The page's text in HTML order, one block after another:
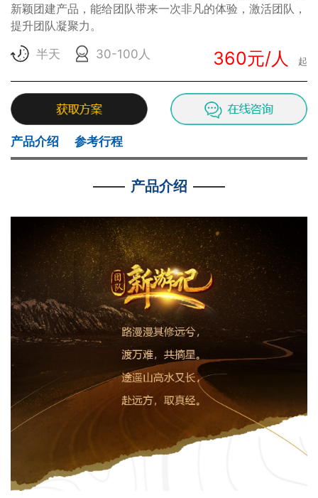
新颖团建产品，能给团队带来一次非凡的体验，激活团队，
提升团队凝聚力。
半天
30-100人 360元/人 起
产品介绍 参考行程
产品介绍